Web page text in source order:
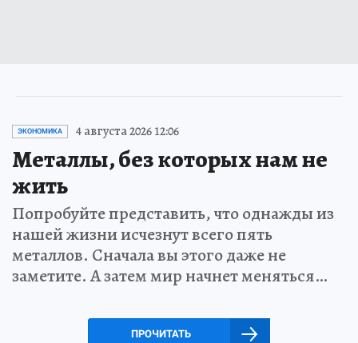
ЭКОНОМИКА 4 августа 2026 12:06
Металлы, без которых нам не
жить
Попробуйте представить, что однажды из
нашей жизни исчезнут всего пять
металлов. Сначала вы этого даже не
заметите. А затем мир начнет меняться…
ПРОЧИТАТЬ